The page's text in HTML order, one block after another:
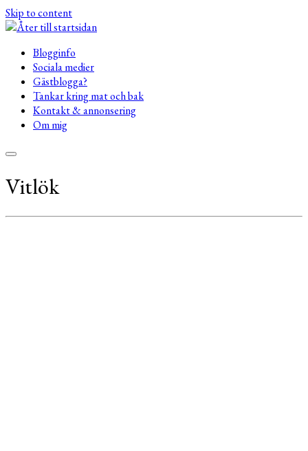
Skip to content
Blogginfo
Sociala medier
Gästblogga?
Tankar kring mat och bak
Kontakt & annonsering
Om mig
Vitlök